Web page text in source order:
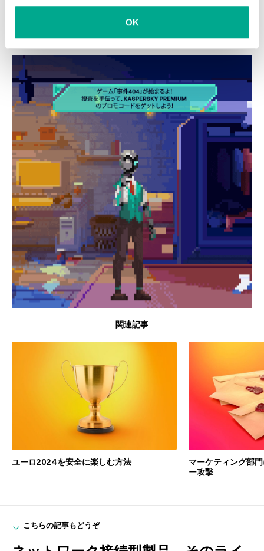
OK
仮想通貨
関連記事
ユーロ2024を安全に楽しむ方法
マーケティング部
ー攻撃
こちらの記事もどうぞ